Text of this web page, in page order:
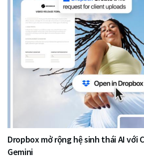
Dropbox mở rộng hệ sinh thái AI với
Gemini